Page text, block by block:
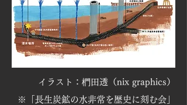
イラスト：椚田透（nix graphics）
※「長生炭鉱の水非常を歴史に刻む会」